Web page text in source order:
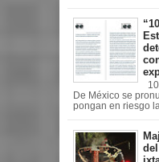
De México se
pongan en riesgo la